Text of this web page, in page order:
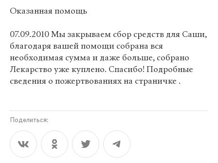
Оказанная помощь
07.09.2010 Мы закрываем сбор средств для Саши,
благодаря вашей помощи собрана вся
необходимая сумма и даже больше, собрано
Лекарство уже куплено. Спасибо! Подробные
сведения о пожертвованиях на страничке .
Поделиться: